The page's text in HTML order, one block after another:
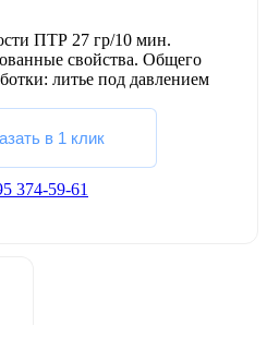
ПТР 27 гр/10 мин.
свойства. Общего
литье под давлением
в 1 клик
374-59-61